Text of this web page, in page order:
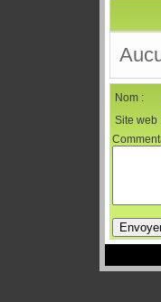
Nom :
Site web